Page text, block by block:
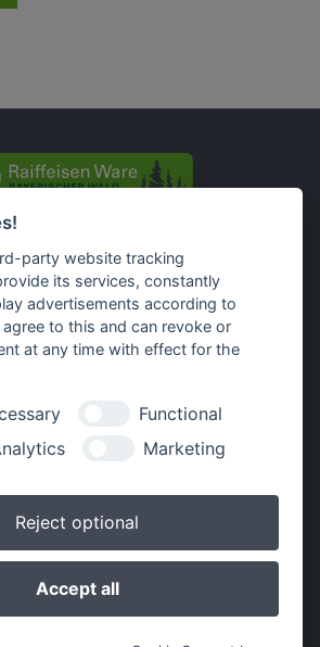
Datenschutz Widerruf-Formular
Einstellungen ändern
GmbH Bayerischer Wald
Gesellschafterinnen
party website tracking
its services, constantly
advertisements according to
to this and can revoke or
at any time with effect for the
Functional
Marketing
Reject optional
Accept all